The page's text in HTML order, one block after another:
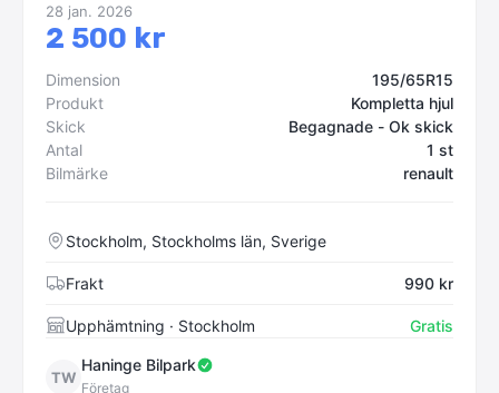
28 jan. 2026
2 500 kr
Dimension
195/65R15
Produkt
Kompletta hjul
Skick
Begagnade - Ok skick
Antal
1 st
Bilmärke
renault
Stockholm, Stockholms län, Sverige
Frakt 990 kr
Upphämtning · Stockholm Gratis
TW
Haninge Bilpark
Företag